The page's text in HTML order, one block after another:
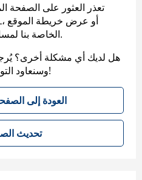
تعذر العثور على الصفحة
الخاصة بنا لمساعدتك في العثور على ما تريد.
هل لديك أي مشكلة أخرى؟
وسنعاود التواصل معك. شكرًا على صبرك!
العودة إلى
تحديث الصفحة